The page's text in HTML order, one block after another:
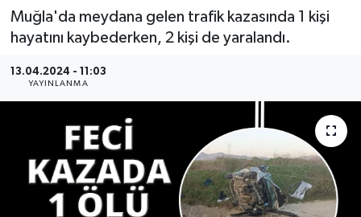
Muğla'da meydana gelen trafik kazasında 1 kişi
hayatını kaybederken, 2 kişi de yaralandı.
13.04.2024 - 11:03
YAYINLANMA
POLİTİKA
Programlar
YAŞAM